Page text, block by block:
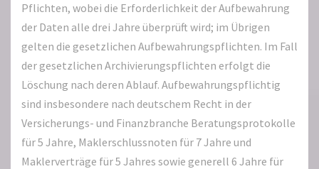
Pflichten, wobei die Erforderlichkeit der Aufbewahrung
der Daten alle drei Jahre überprüft wird; im Übrigen
gelten die gesetzlichen Aufbewahrungspflichten. Im Fall
der gesetzlichen Archivierungspflichten erfolgt die
Löschung nach deren Ablauf. Aufbewahrungspflichtig
sind insbesondere nach deutschem Recht in der
Versicherungs- und Finanzbranche Beratungsprotokolle
für 5 Jahre, Maklerschlussnoten für 7 Jahre und
Maklerverträge für 5 Jahres sowie generell 6 Jahre für